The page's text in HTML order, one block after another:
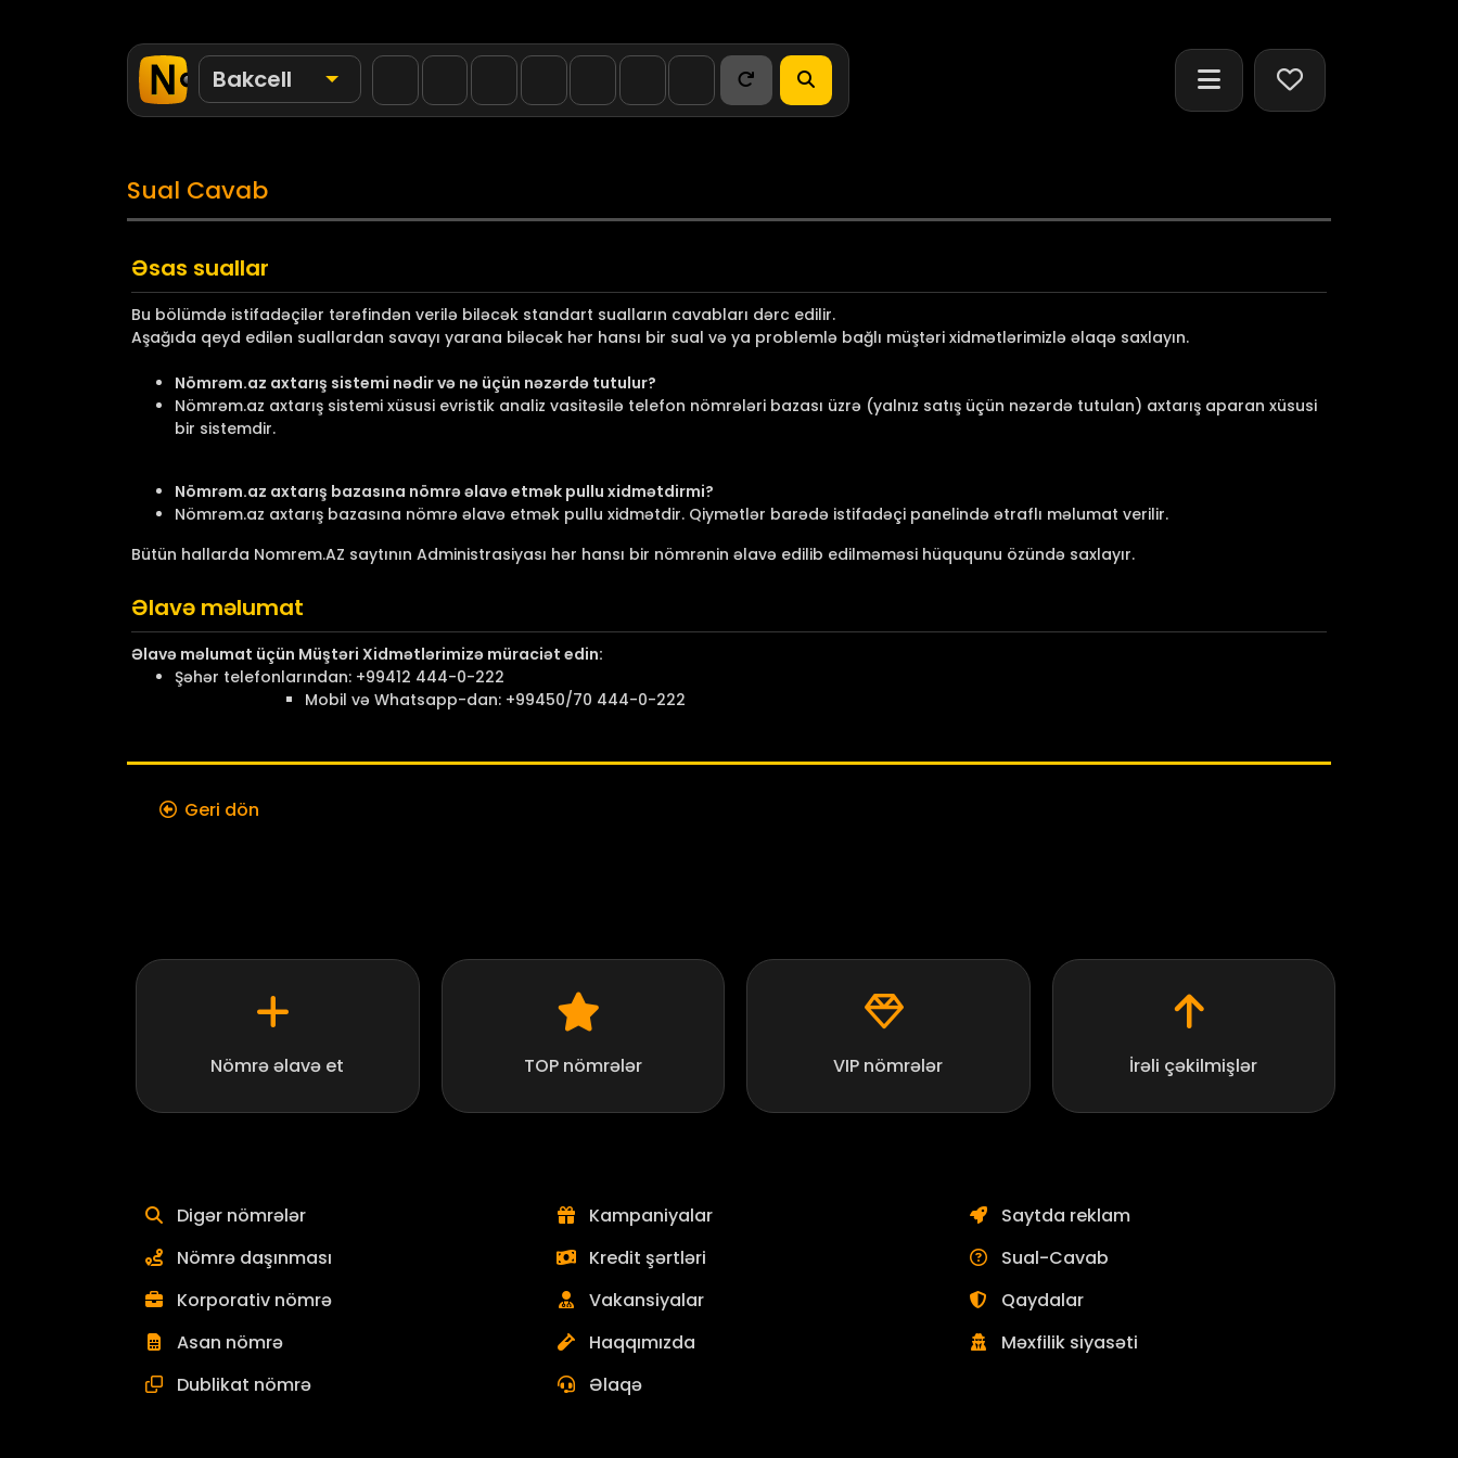
Bakcell
Sual Cavab
Əsas suallar
Bu bölümdə istifadəçilər tərəfindən verilə biləcək standart sualların cavabları dərc edilir.
Aşağıda qeyd edilən suallardan savayı yarana biləcək hər hansı bir sual və ya problemlə bağlı müştəri xidmətlərimizlə əlaqə saxlayın.
Nömrəm.az axtarış sistemi nədir və nə üçün nəzərdə tutulur?
Nömrəm.az axtarış sistemi xüsusi evristik analiz vasitəsilə telefon nömrələri bazası üzrə (yalnız satış üçün nəzərdə tutulan) axtarış aparan xüsusi
bir sistemdir.
Nömrəm.az axtarış bazasına nömrə əlavə etmək pullu xidmətdirmi?
Nömrəm.az axtarış bazasına nömrə əlavə etmək pullu xidmətdir. Qiymətlər barədə istifadəçi panelində ətraflı məlumat verilir.
Bütün hallarda Nomrem.AZ saytının Administrasiyası hər hansı bir nömrənin əlavə edilib edilməməsi hüququnu özündə saxlayır.
Əlavə məlumat
Əlavə məlumat üçün Müştəri Xidmətlərimizə müraciət edin:
Şəhər telefonlarından: +99412 444-0-222
Mobil və Whatsapp-dan: +99450/70 444-0-222
Geri dön
Nömrə əlavə et TOP nömrələr VIP nömrələr İrəli çəkilmişlər
Digər nömrələr
Nömrə daşınması
Korporativ nömrə
Asan nömrə
Dublikat nömrə
Kampaniyalar
Kredit şərtləri
Vakansiyalar
Haqqımızda
Əlaqə
Saytda reklam
Sual-Cavab
Qaydalar
Məxfilik siyasəti